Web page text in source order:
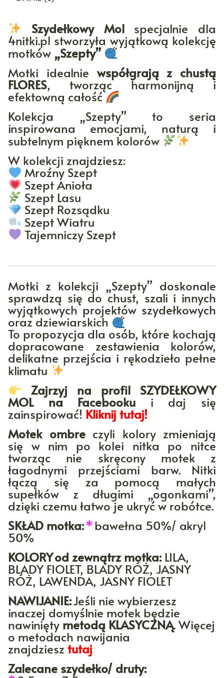
Szydełkowy Molspecjalnie dla
4nitki.pl stworzyła wyjątkową kolekcję
motków „Szepty”
Motki idealnie współgrają z chustą
FLORES, tworząc harmonijną i
efektowną całość
Kolekcja „Szepty” to seria
inspirowana emocjami, naturą i
subtelnym pięknem kolorów
W kolekcji znajdziesz:
Mroźny Szept
Szept Anioła
Szept Lasu
Szept Rozsądku
Szept Wiatru
Tajemniczy Szept
Motki z kolekcji „Szepty” doskonale
sprawdzą się do chust, szali i innych
wyjątkowych projektów szydełkowych
oraz dziewiarskich
To propozycja dla osób, które kochają
dopracowane zestawienia kolorów,
delikatne przejścia i rękodzieło pełne
klimatu
Zajrzyj na profil SZYDEŁKOWY
MOL na Facebooku i daj się
zainspirować! Kliknij tutaj!
Motek ombreczyli kolory zmieniają
się w nim po kolei nitka po nitce
tworząc nie skręcony motek z
łagodnymi przejściami barw. Nitki
łączą się za pomocą małych
supełków z długimi „ogonkami”,
dzięki czemu łatwo je ukryć w robótce.
SKŁAD motka:*bawełna 50%/ akryl
50%
KOLORYod zewnątrz motka:LILA,
BLADY FIOLET, BLADY RÓŻ, JASNY
RÓŻ, LAWENDA, JASNY FIOLET
NAWIJANIE:Jeśli nie wybierzesz
inaczej domyślnie motek będzie
nawinięty metodą KLASYCZNĄ. Więcej
o metodach nawijania
znajdziesz tutaj
Zalecane szydełko/ druty: